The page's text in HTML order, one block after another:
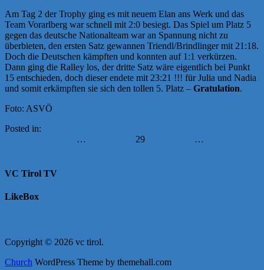
Am Tag 2 der Trophy ging es mit neuem Elan ans Werk und das
Team Vorarlberg war schnell mit 2:0 besiegt. Das Spiel um Platz 5
gegen das deutsche Nationalteam war an Spannung nicht zu
überbieten, den ersten Satz gewannen Triendl/Brindlinger mit 21:18.
Doch die Deutschen kämpften und konnten auf 1:1 verkürzen.
Dann ging die Ralley los, der dritte Satz wäre eigentlich bei Punkt
15 entschieden, doch dieser endete mit 23:21 !!! für Julia und Nadia
und somit erkämpften sie sich den tollen 5. Platz – Gratulation.
Foto: ASVÖ
Posted in:
… 29 …
VC Tirol TV
LikeBox
Copyright © 2026 vc tirol.
Church WordPress Theme by themehall.com